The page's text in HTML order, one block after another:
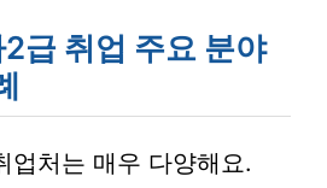
급 취업 주요 분야
업처는 매우 다양해요.